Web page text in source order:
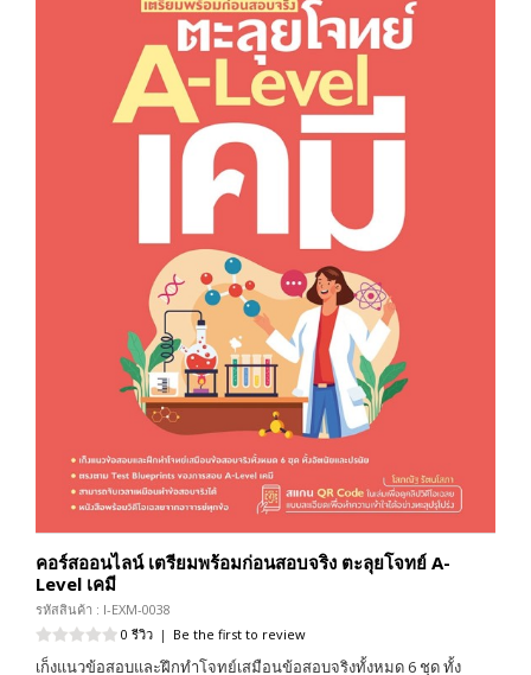
คอร์สออนไลน์ เตรียมพร้อมก่อนสอบจริง ตะลุยโจทย์ A-
Level เคมี
รหัสสินค้า : I-EXM-0038
0 รีวิว | Be the first to review
เก็งแนวข้อสอบและฝึกทำโจทย์เสมือนข้อสอบจริงทั้งหมด 6 ชุด ทั้ง